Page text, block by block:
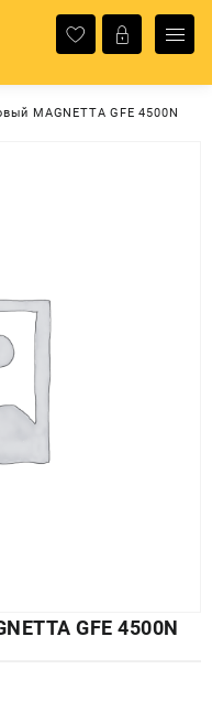
MAGNETTA GFE 4500N
GFE 4500N